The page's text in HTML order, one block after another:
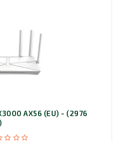
AX56 (EU) - (2976